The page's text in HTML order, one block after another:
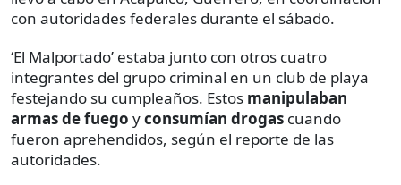
con autoridades federales durante el sábado.
‘El Malportado’ estaba junto con otros cuatro
integrantes del grupo criminal en un club de playa
festejando su cumpleaños. Estos manipulaban
armas de fuego yconsumían drogas cuando
fueron aprehendidos, según el reporte de las
autoridades.